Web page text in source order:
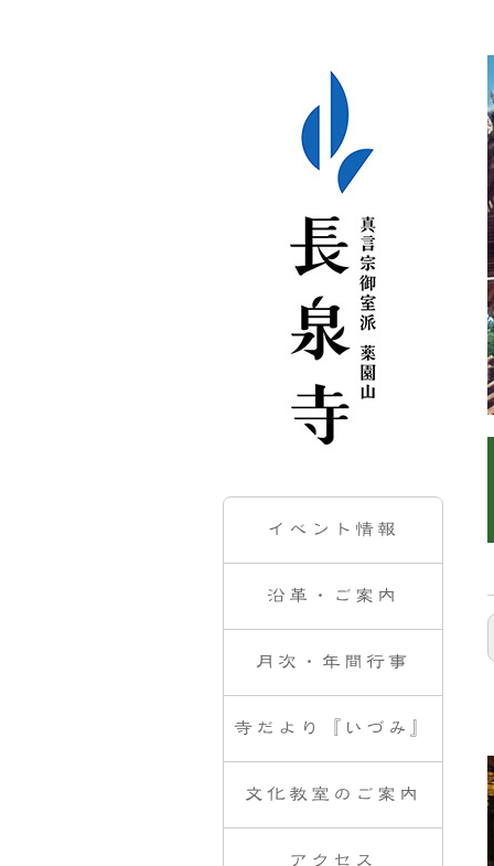
イベント情報
沿革・ご案内
月次・年間行事
寺だより『いづみ』
文化教室のご案内
アクセス